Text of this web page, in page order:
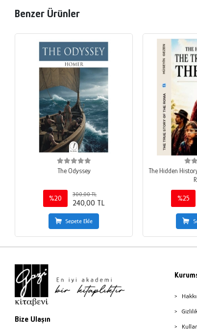
Benzer Ürünler
The Odyssey
%20
300,00 TL
240,00 TL
Sepete Ekle
The Hidden
%25
Bize Ulaşın